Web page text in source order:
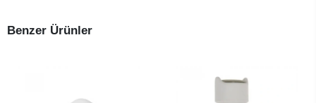
Benzer Ürünler